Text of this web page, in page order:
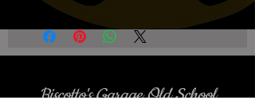
Biscotto's Garage Old School